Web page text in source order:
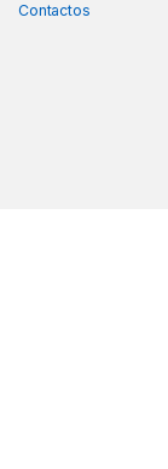
Contactos